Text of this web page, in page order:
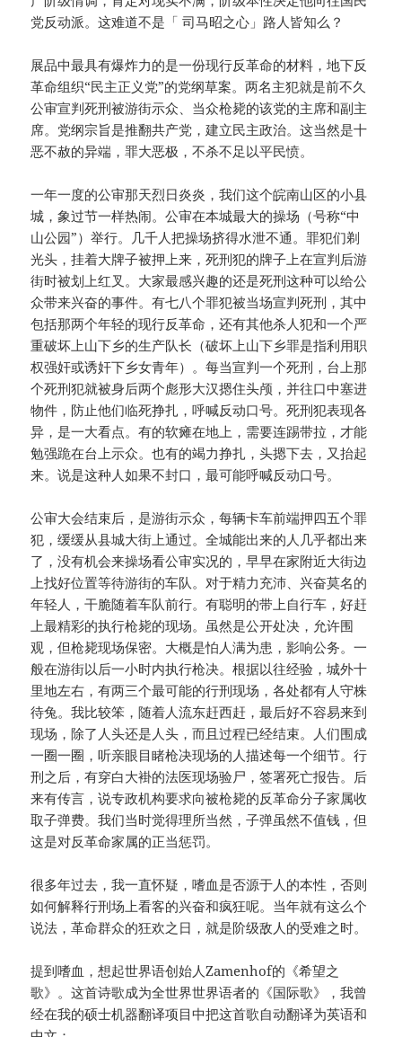
党反动派。这难道不是「 司马昭之心」路人皆知么？
展品中最具有爆炸力的是一份现行反革命的材料，地下反
革命组织“民主正义党”的党纲草案。两名主犯就是前不久
公审宣判死刑被游街示众、当众枪毙的该党的主席和副主
席。党纲宗旨是推翻共产党，建立民主政治。这当然是十
恶不赦的异端，罪大恶极，不杀不足以平民愤。
一年一度的公审那天烈日炎炎，我们这个皖南山区的小县
城，象过节一样热闹。公审在本城最大的操场（号称“中
山公园”）举行。几千人把操场挤得水泄不通。罪犯们剃
光头，挂着大牌子被押上来，死刑犯的牌子上在宣判后游
街时被划上红叉。大家最感兴趣的还是死刑这种可以给公
众带来兴奋的事件。有七八个罪犯被当场宣判死刑，其中
包括那两个年轻的现行反革命，还有其他杀人犯和一个严
重破坏上山下乡的生产队长（破坏上山下乡罪是指利用职
权强奸或诱奸下乡女青年）。每当宣判一个死刑，台上那
个死刑犯就被身后两个彪形大汉摁住头颅，并往口中塞进
物件，防止他们临死挣扎，呼喊反动口号。死刑犯表现各
异，是一大看点。有的软瘫在地上，需要连踢带拉，才能
勉强跪在台上示众。也有的竭力挣扎，头摁下去，又抬起
来。说是这种人如果不封口，最可能呼喊反动口号。
公审大会结束后，是游街示众，每辆卡车前端押四五个罪
犯，缓缓从县城大街上通过。全城能出来的人几乎都出来
了，没有机会来操场看公审实况的，早早在家附近大街边
上找好位置等待游街的车队。对于精力充沛、兴奋莫名的
年轻人，干脆随着车队前行。有聪明的带上自行车，好赶
上最精彩的执行枪毙的现场。虽然是公开处决，允许围
观，但枪毙现场保密。大概是怕人满为患，影响公务。一
般在游街以后一小时内执行枪决。根据以往经验，城外十
里地左右，有两三个最可能的行刑现场，各处都有人守株
待兔。我比较笨，随着人流东赶西赶，最后好不容易来到
现场，除了人头还是人头，而且过程已经结束。人们围成
一圈一圈，听亲眼目睹枪决现场的人描述每一个细节。行
刑之后，有穿白大褂的法医现场验尸，签署死亡报告。后
来有传言，说专政机构要求向被枪毙的反革命分子家属收
取子弹费。我们当时觉得理所当然，子弹虽然不值钱，但
这是对反革命家属的正当惩罚。
很多年过去，我一直怀疑，嗜血是否源于人的本性，否则
如何解释行刑场上看客的兴奋和疯狂呢。当年就有这么个
说法，革命群众的狂欢之日，就是阶级敌人的受难之时。
提到嗜血，想起世界语创始人Zamenhof的《希望之
歌》。这首诗歌成为全世界世界语者的《国际歌》，我曾
经在我的硕士机器翻译项目中把这首歌自动翻译为英语和